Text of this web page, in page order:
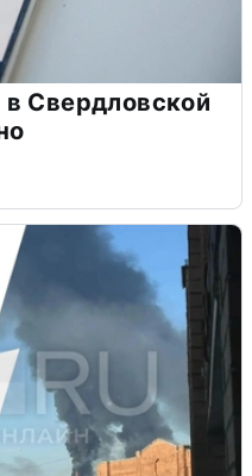
в Свердловской